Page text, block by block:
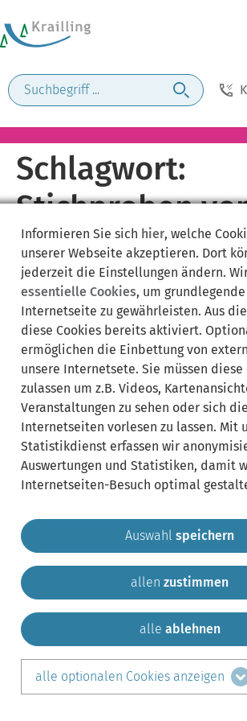
Schlagwort:
Stichproben
Lebensmitteln
Gemeinde Krailling Impressum
Sitemap
Kontakt
teilen auf:
LinkedIn
Informieren Sie sich hier, welche
unserer Webseite akzeptieren. Dort
jederzeit die Einstellungen ändern.
essentielle Cookies, um
Internetseite zu gewährleisten. Aus
diese Cookies bereits aktiviert.
ermöglichen die Einbettung von
unsere Internetsete. Sie müssen diese
zulassen um z.B. Videos,
Veranstaltungen zu sehen oder sich
Internetseiten vorlesen zu lassen. Mit
Statistikdienst erfassen wir
Auswertungen und Statistiken, damit
Internetseiten-Besuch optimal
Auswahl speichern
allen zustimmen
alle ablehnen
alle optionalen Cookies anzeigen